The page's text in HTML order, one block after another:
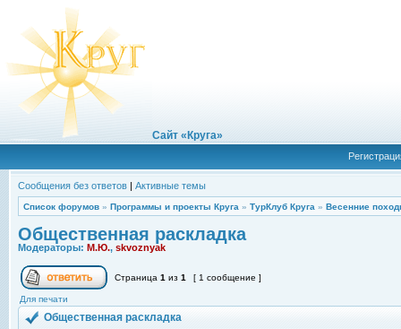
Сайт «Круга»
Сообщения без ответов | Активные темы
Список форумов » Программы и проекты Круга » ТурКлуб Круга » Весенние
Общественная раскладка
Модераторы: М.Ю., skvoznyak
Страница 1 из 1 [ 1 сообщение ]
Для печати
Общественная раскладка